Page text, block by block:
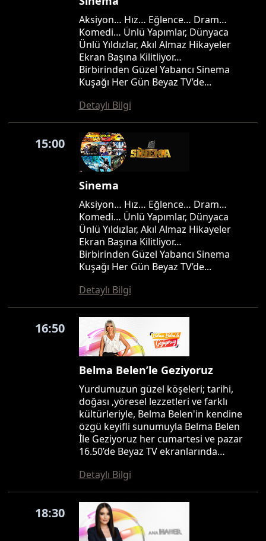
Aksiyon… Hız… Eğlence… Dram…
Komedi… Ünlü Yapımlar, Dünyaca
Ünlü Yıldızlar, Akıl Almaz Hikayeler
Ekran Başına Kilitliyor…
Birbirinden Güzel Yabancı Sinema
Kuşağı Her Gün Beyaz TV’de...
Detaylı Bilgi
15:00
Sinema
Aksiyon… Hız… Eğlence… Dram…
Komedi… Ünlü Yapımlar, Dünyaca
Ünlü Yıldızlar, Akıl Almaz Hikayeler
Ekran Başına Kilitliyor…
Birbirinden Güzel Yabancı Sinema
Kuşağı Her Gün Beyaz TV’de...
Detaylı Bilgi
16:50
Belma Belen’le Geziyoruz
Yurdumuzun güzel köşeleri; tarihi,
doğası ,yöresel lezzetleri ve farklı
kültürleriyle, Belma Belen'in kendine
özgü keyifli sunumuyla Belma Belen
İle Geziyoruz her cumartesi ve pazar
16.50’de Beyaz TV ekranlarında…
Detaylı Bilgi
18:30